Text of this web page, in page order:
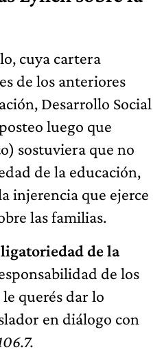
cuya cartera
de los anteriores
Desarrollo Social
luego que
sostuviera que no
de la educación,
injerencia que ejerce
las familias.
de la
de los
querés dar lo
en diálogo con